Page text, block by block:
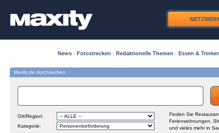
News · Fotostrecken · Redaktionelle Themen · Essen &
Maxity.de durchsuchen
Ort/Region:
Kategorie:
Finden Sie
Ferienwohnungen,
und vieles mehr in